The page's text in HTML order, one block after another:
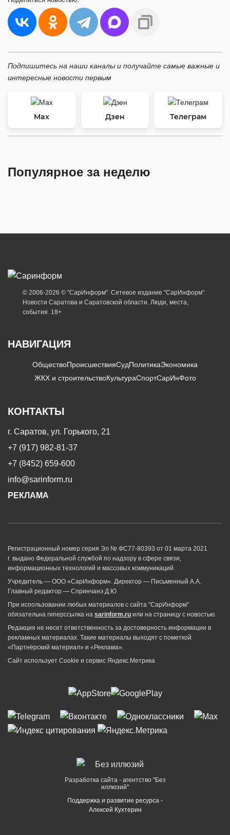
Подпишитесь на наши каналы и получайте самые важные и
интересные новости первым
Max Дзен Телеграм
Популярное за неделю
© 2006-2026 © "СарИнформ". Сетевое издание "СарИнформ".
Новости Саратова и Саратовской области. Люди, места,
события. 18+
НАВИГАЦИЯ
ОбществоПроисшествияСудПолитикаЭкономика
ЖКХ и строительствоКультураСпортСарИнФото
КОНТАКТЫ
г. Саратов, ул. Горького, 21
+7 (917) 982-81-37
+7 (8452) 659-600
info@sarinform.ru
РЕКЛАМА
Регистрационный номер серия Эл № ФС77-80393 от 01 марта 2021
г. выдано Федеральной службой по надзору в сфере связи,
информационных технологий и массовых коммуникаций.
Учредитель — ООО «СарИнформ». Директор — Письменный А.А.
Главный редактор — Спринчанэ Д.Ю.
При использовании любых материалов с сайта "СарИнформ"
обязательна гиперссылка на sarinform.ru или на страницу с новостью.
Редакция не несет ответственность за достоверность информации в
рекламных материалах. Такие материалы выходят с пометкой
«Партнёрский материал» и «Реклама».
Сайт использует Cookie и сервиc Яндекс.Метрика
Разработка сайта - агентство "Без
иллюзий"
Поддержка и развитие ресурса -
Алексей Кухтерин